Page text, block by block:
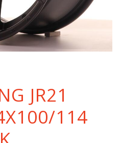
JR21
114